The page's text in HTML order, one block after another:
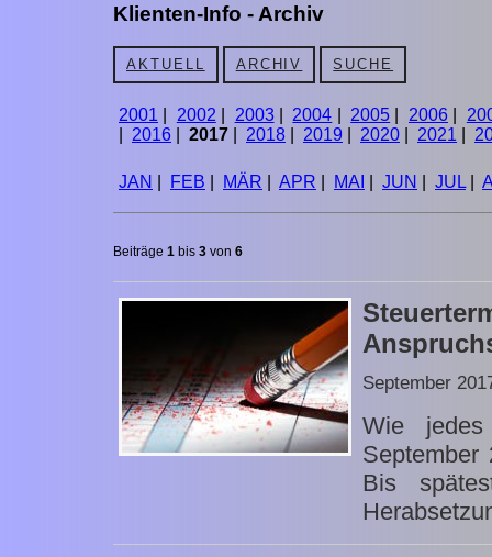
Klienten-Info - Archiv
AKTUELL ARCHIV SUCHE
2001 2002 2003|2004 |2005 2006|
2016 2017 2018 2019 2020 2021
JAN FEB MÄR APR MAI JUN JUL|
Beiträge 1 bis 3 von 6
September
Wie
Bis